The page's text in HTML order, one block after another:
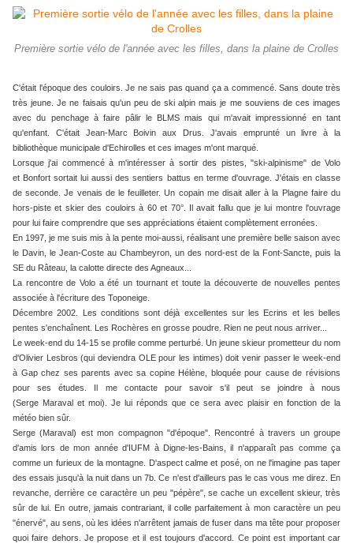
Première sortie vélo de l'année avec les filles, dans la plaine de Crolles
C'était l'époque des couloirs. Je ne sais pas quand ça a commencé. Sans doute très
très jeune. Je ne faisais qu'un peu de ski alpin mais je me souviens de ces images
avec du penchage à faire pâlir le BLMS mais qui m'avait impressionné en tant
qu'enfant. C'était Jean-Marc Boivin aux Drus. J'avais emprunté un livre à la
bibliothèque municipale d'Echirolles et ces images m'ont marqué.
Lorsque j'ai commencé à m'intéresser à sortir des pistes, "ski-alpinisme" de Volo
et Bonfort sortait lui aussi des sentiers battus en terme d'ouvrage. J'étais en classe
de seconde. Je venais de le feuilleter. Un copain me disait aller à la Plagne faire du
hors-piste et skier des couloirs à 60 et 70°. Il avait fallu que je lui montre l'ouvrage
pour lui faire comprendre que ses appréciations étaient complètement erronées.
En 1997, je me suis mis à la pente moi-aussi, réalisant une première belle saison avec
le Davin, le Jean-Coste au Chambeyron, un des nord-est de la Font-Sancte, puis la
SE du Râteau, la calotte directe des Agneaux...
La rencontre de Volo a été un tournant et toute la découverte de nouvelles pentes
associée à l'écriture des Toponeige.
Décembre 2002. Les conditions sont déjà excellentes sur les Ecrins et les belles
pentes s'enchaînent. Les Rochères en grosse poudre. Rien ne peut nous arriver...
Le week-end du 14-15 se profile comme perturbé. Un jeune skieur prometteur du nom
d'Olivier Lesbros (qui deviendra OLE pour les intimes) doit venir passer le week-end
à Gap chez ses parents avec sa copine Hélène, bloquée pour cause de révisions
pour ses études. Il me contacte pour savoir s'il peut se joindre à nous
(Serge Maraval et moi). Je lui réponds que ce sera avec plaisir en fonction de la
météo bien sûr.
Serge (Maraval) est mon compagnon "d'époque". Rencontré à travers un groupe
d'amis lors de mon année d'IUFM à Digne-les-Bains, il n'apparaît pas comme ça
comme un furieux de la montagne. D'aspect calme et posé, on ne l'imagine pas taper
des essais jusqu'à la nuit dans un 7b. Ce n'est d'ailleurs pas le cas vous me direz. En
revanche, derrière ce caractère un peu "pépère", se cache un excellent skieur, très
sûr de lui. En outre, jamais contrariant, il colle parfaitement à mon caractère un peu
"énervé", au sens, où les idées n'arrêtent jamais de fuser dans ma tête pour proposer
quoi faire dehors. Je propose et il est toujours d'accord. Ce point est important car